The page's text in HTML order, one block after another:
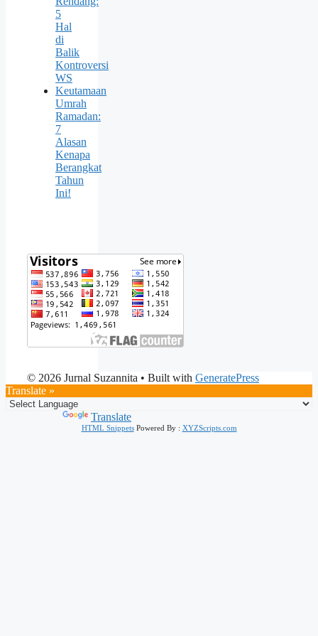
5
Hal
di
Balik
Kontroversi
WS
Keutamaan
Umrah
Ramadan:
7
Alasan
Kenapa
Berangkat
Tahun
Ini!
© 2026 Jurnal Suzannita • Built with GeneratePress
Translate »
Translate
HTML SnippetsPowered By : XYZScripts.com